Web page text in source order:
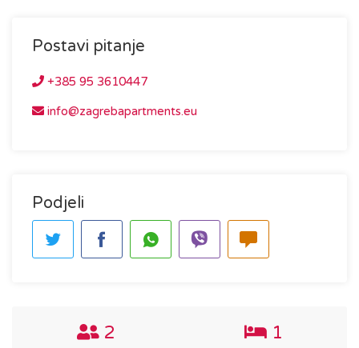
Postavi pitanje
+385 95 3610447
info@zagrebapartments.eu
Podjeli
2 1